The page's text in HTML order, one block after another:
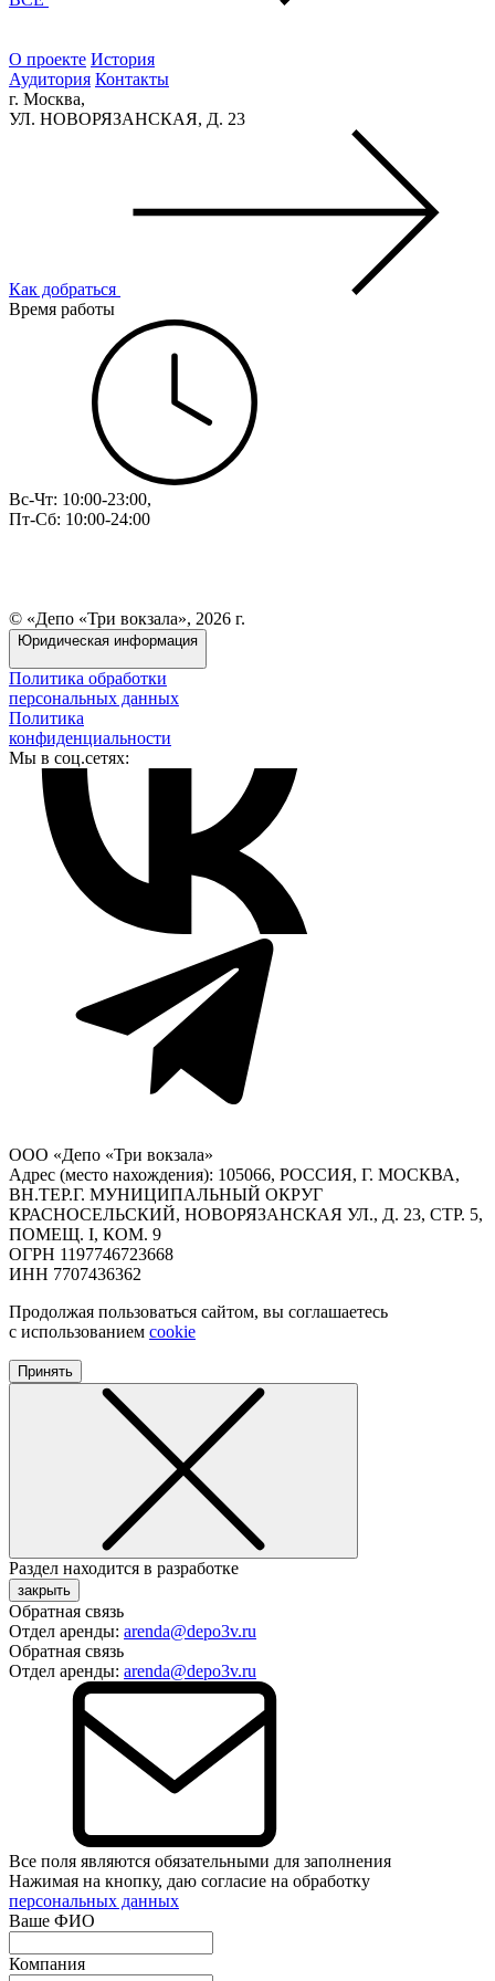
О проекте История
Аудитория Контакты
г. Москва,
УЛ. НОВОРЯЗАНСКАЯ, Д. 23
Как добраться
Время работы
Вс-Чт: 10:00-23:00,
Пт-Сб: 10:00-24:00
© «Депо «Три вокзала», 2026 г.
Юридическая информация
Политика обработки
персональных данных
Политика
конфиденциальности
Мы в соц.сетях:
ООО «Депо «Три вокзала»
Адрес (место нахождения): 105066, РОССИЯ, Г. МОСКВА,
ВН.ТЕР.Г. МУНИЦИПАЛЬНЫЙ ОКРУГ
КРАСНОСЕЛЬСКИЙ, НОВОРЯЗАНСКАЯ УЛ., Д. 23, СТР. 5,
ПОМЕЩ. I, КОМ. 9
ОГРН 1197746723668
ИНН 7707436362
Продолжая пользоваться сайтом, вы соглашаетесь
с использованием cookie
Принять
Раздел находится в разработке
закрыть
Обратная связь
Отдел аренды: arenda@depo3v.ru
Обратная связь
Отдел аренды: arenda@depo3v.ru
Все поля являются обязательными для заполнения
Нажимая на кнопку, даю согласие на обработку
персональных данных
Ваше ФИО
Компания